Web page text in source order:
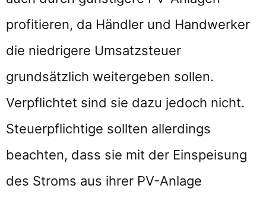
profitieren, da Händler und Handwerker
die niedrigere Umsatzsteuer
grundsätzlich weitergeben sollen.
Verpflichtet sind sie dazu jedoch nicht.
Steuerpflichtige sollten allerdings
beachten, dass sie mit der Einspeisung
des Stroms aus ihrer PV-Anlage